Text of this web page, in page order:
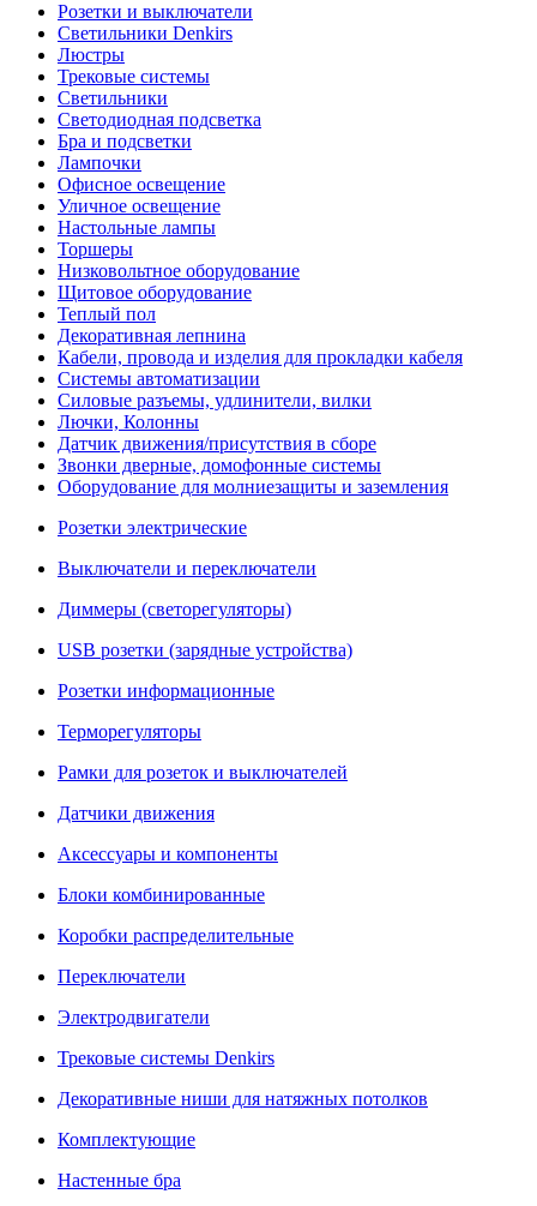
Розетки и выключатели
Светильники Denkirs
Люстры
Трековые системы
Светильники
Светодиодная подсветка
Бра и подсветки
Лампочки
Офисное освещение
Уличное освещение
Настольные лампы
Торшеры
Низковольтное оборудование
Щитовое оборудование
Теплый пол
Декоративная лепнина
Кабели, провода и изделия для прокладки кабеля
Системы автоматизации
Силовые разъемы, удлинители, вилки
Лючки, Колонны
Датчик движения/присутствия в сборе
Звонки дверные, домофонные системы
Оборудование для молниезащиты и заземления
Розетки электрические
Выключатели и переключатели
Диммеры (светорегуляторы)
USB розетки (зарядные устройства)
Розетки информационные
Терморегуляторы
Рамки для розеток и выключателей
Датчики движения
Аксессуары и компоненты
Блоки комбинированные
Коробки распределительные
Переключатели
Электродвигатели
Трековые системы Denkirs
Декоративные ниши для натяжных потолков
Комплектующие
Настенные бра